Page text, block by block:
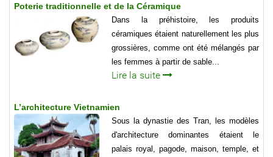
Poterie traditionnelle et de la Céramique
Dans la préhistoire, les produits
céramiques étaient naturellement les plus
grossières, comme ont été mélangés par
les femmes à partir de sable...
Lire la suite
L’architecture Vietnamien
Sous la dynastie des Tran, les modèles
d'architecture dominantes étaient le
palais royal, pagode, maison, temple, et